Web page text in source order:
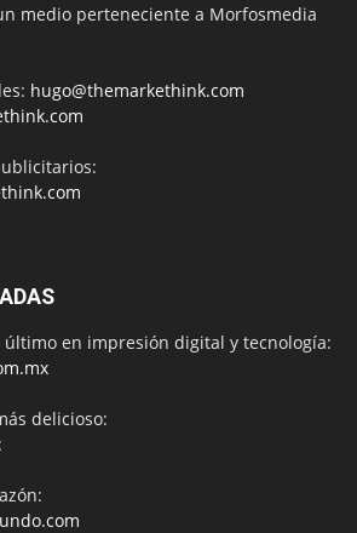
medio perteneciente a Morfosmedia
hugo@themarkethink.com
en impresión digital y tecnología:
delicioso: